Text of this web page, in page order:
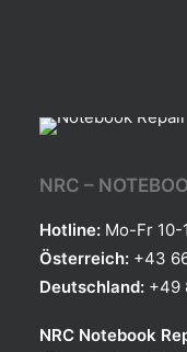
NRC –
Hotline: Mo-Fr 10-
Österreich: +43
Deutschland: +49
NRC Notebook